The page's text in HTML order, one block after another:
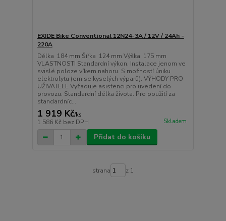
EXIDE Bike Conventional 12N24-3A / 12V / 24Ah -
220A
Dělka 184 mm Šířka 124 mm Výška 175 mm
VLASTNOSTI Standardní výkon. Instalace jenom ve
svislé poloze víkem nahoru. S možností úniku
elektrolytu (emise kyselých výparů). VÝHODY PRO
UŽIVATELE Vyžaduje asistenci pro uvedení do
provozu. Standardní délka života. Pro použití za
standardníc...
1 919 Kč/ks
1 586 Kč bez DPH Skladem
Přidat do košíku
strana z 1